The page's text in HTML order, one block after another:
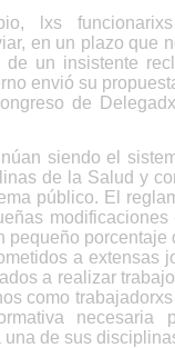
lxs
en un plazo que
un insistente
envió su
de
siendo el
de la Salud y
público. El
pequeño
a extensas
a realizar
como
necesaria
una de sus